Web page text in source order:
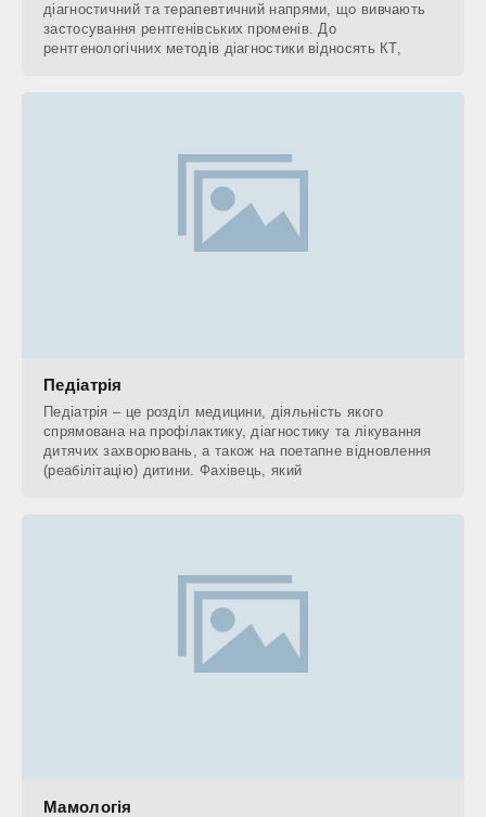
діагностичний та терапевтичний напрями, що вивчають
застосування рентгенівських променів. До
рентгенологічних методів діагностики відносять КТ,
Педіатрія
Педіатрія – це розділ медицини, діяльність якого
спрямована на профілактику, діагностику та лікування
дитячих захворювань, а також на поетапне відновлення
(реабілітацію) дитини. Фахівець, який
Мамологія